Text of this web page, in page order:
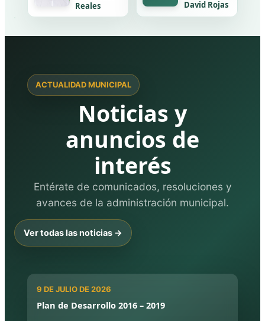
Reales
David Rojas
ACTUALIDAD MUNICIPAL
Noticias y
anuncios de
interés
Entérate de comunicados, resoluciones y
avances de la administración municipal.
Ver todas las noticias →
9 DE JULIO DE 2026
Plan de Desarrollo 2016 – 2019